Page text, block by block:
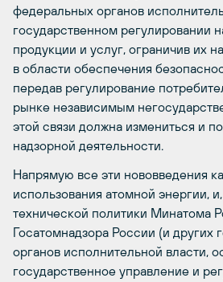
федеральных органов
государственном регулировании
продукции и услуг, ограничив их
в области обеспечения
передав регулирование
рынке независимым
этой связи должна измениться и
надзорной деятельности.
Напрямую все эти нововведения
использования атомной энергии,
технической политики Минатома
Госатомнадзора России (и других
органов исполнительной власти,
государственное управление и